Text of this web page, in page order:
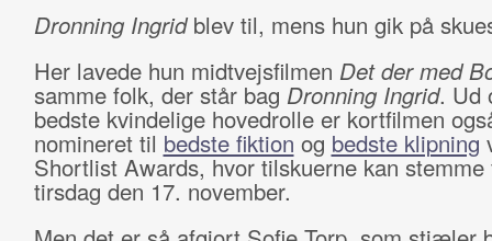
Dronning Ingrid blev til, mens hun gik på
Her lavede hun midtvejsfilmen Det der med
samme folk, der står bag Dronning Ingrid. Ud
bedste kvindelige hovedrolle er kortfilmen
nomineret til bedste fiktion og bedste klipning
Shortlist Awards, hvor tilskuerne kan
tirsdag den 17. november.